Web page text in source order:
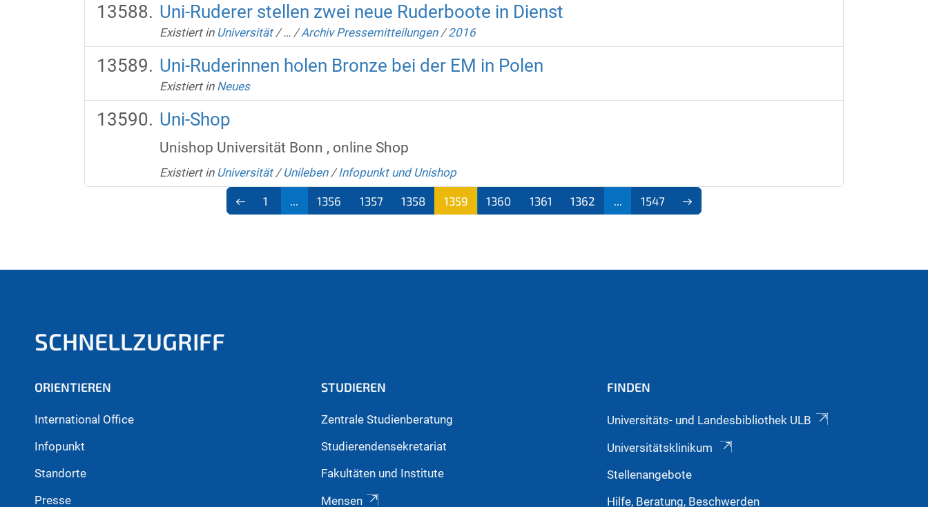
Uni-Ruderer stellen zwei neue Ruderboote in Dienst
Existiert in Universität /… /Archiv Pressemitteilungen /2016
Uni-Ruderinnen holen Bronze bei der EM in Polen
Existiert in Neues
Uni-Shop
Unishop Universität Bonn , online Shop
Existiert in Universität /Unileben /Infopunkt und Unishop
1 1356 1357 1358
1359
1360 1361 1362 1547
SCHNELLZUGRIFF
ORIENTIEREN
International Office
Infopunkt
Standorte
Presse
STUDIEREN
Zentrale Studienberatung
Studierendensekretariat
Fakultäten und Institute
Mensen
FINDEN
Universitäts- und Landesbibliothek ULB
Universitätsklinikum
Stellenangebote
Hilfe, Beratung, Beschwerden